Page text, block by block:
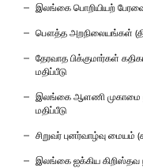
இலங்கை பொறியியற்
பௌத்த அறநிலையங்கள்
தேரவாத பிக்குமார்கள்
மதிப்பீடு
இலங்கை ஆளணி முகாமை
மதிப்பீடு
சிறுவர் புனர்வாழ்வு
இலங்கை ஐக்கிய கிறிஸ்தவ